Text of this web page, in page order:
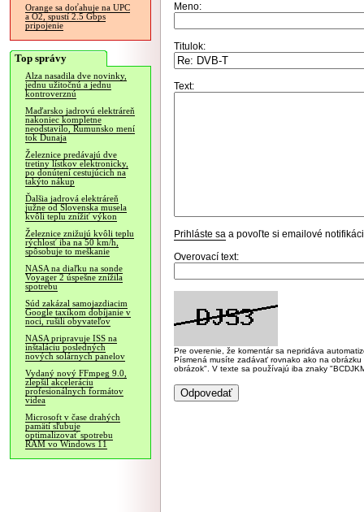
Orange sa doťahuje na UPC
a O2, spustí 2.5 Gbps
pripojenie
Top správy
Alza nasadila dve novinky,
jednu užitočnú a jednu
kontroverznú
Maďarsko jadrovú elektráreň
nakoniec kompletne
neodstavilo, Rumunsko mení
tok Dunaja
Železnice predávajú dve
tretiny lístkov elektronicky,
po donútení cestujúcich na
takýto nákup
Ďalšia jadrová elektráreň
južne od Slovenska musela
kvôli teplu znížiť výkon
Železnice znižujú kvôli teplu
rýchlosť iba na 50 km/h,
spôsobuje to meškanie
NASA na diaľku na sonde
Voyager 2 úspešne znížila
spotrebu
Súd zakázal samojazdiacim
Google taxíkom dobíjanie v
noci, rušili obyvateľov
NASA pripravuje ISS na
inštaláciu posledných
nových solárnych panelov
Vydaný nový FFmpeg 9.0,
zlepšil akceleráciu
profesionálnych formátov
videa
Microsoft v čase drahých
pamätí sľubuje
optimalizovať spotrebu
RAM vo Windows 11
Meno:
Titulok:
Text:
Prihláste sa a povoľte si emailové
Overovací text:
Pre overenie, že komentár sa nepridáva
Písmená musíte zadávať rovnako ako na
obrázok". V texte sa používajú iba znaky